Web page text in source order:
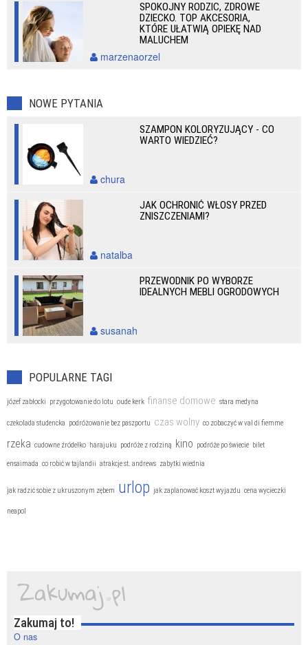
SPOKOJNY RODZIC, ZDROWE
DZIECKO. TOP AKCESORIA,
KTÓRE UŁATWIĄ OPIEKĘ NAD
MALUCHEM
marzenaorzel
NOWE PYTANIA
SZAMPON KOLORYZUJĄCY - CO
WARTO WIEDZIEĆ?
chura
JAK OCHRONIĆ WŁOSY PRZED
ZNISZCZENIAMI?
natalba
PRZEWODNIK PO WYBORZE
IDEALNYCH MEBLI OGRODOWYCH
susanah
POPULARNE TAGI
józef zabłocki przygotowanie do lotu oude kerk finanse domowe stara medyna
czekolada studencka podróżowanie bez paszportu czas wolny co zobaczyć w val di fiemme
rzeka cudowne źródełko harajuku podróże z rodziną kino podróże po świecie bilet
ensaimada co robić w tajlandii atrakcje st. andrews zabytki wiednia
jak radzić sobie z ukruszonym zębem urlop jak zaplanować koszt wyjazdu cena wycieczki
neapol
Zakumaj to!
O nas